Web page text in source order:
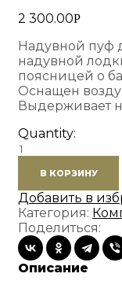
2 300.00Р
Надувной пуф
надувной
поясницей о
Оснащен
Выдерживает
Quantity:
Количество
Носовой
пуф
для
лодки
(большой)
В КОРЗИНУ
Добавить в
Категория:
Поделиться:
Описание